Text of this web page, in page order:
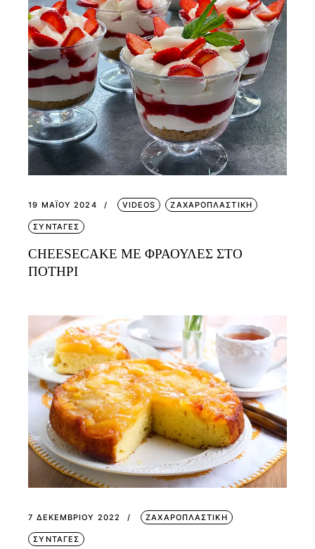
19 ΜΑΪ́ΟΥ 2024 VIDEOS ΖΑΧΑΡΟΠΛΑΣΤΙΚΗ
ΣΥΝΤΑΓΕΣ
CHEESECAKE ΜΕ ΦΡΑΟΥΛΕΣ ΣΤΟ
ΠΟΤΗΡΙ
7 ΔΕΚΕΜΒΡΊΟΥ 2022 ΖΑΧΑΡΟΠΛΑΣΤΙΚΗ
ΣΥΝΤΑΓΕΣ